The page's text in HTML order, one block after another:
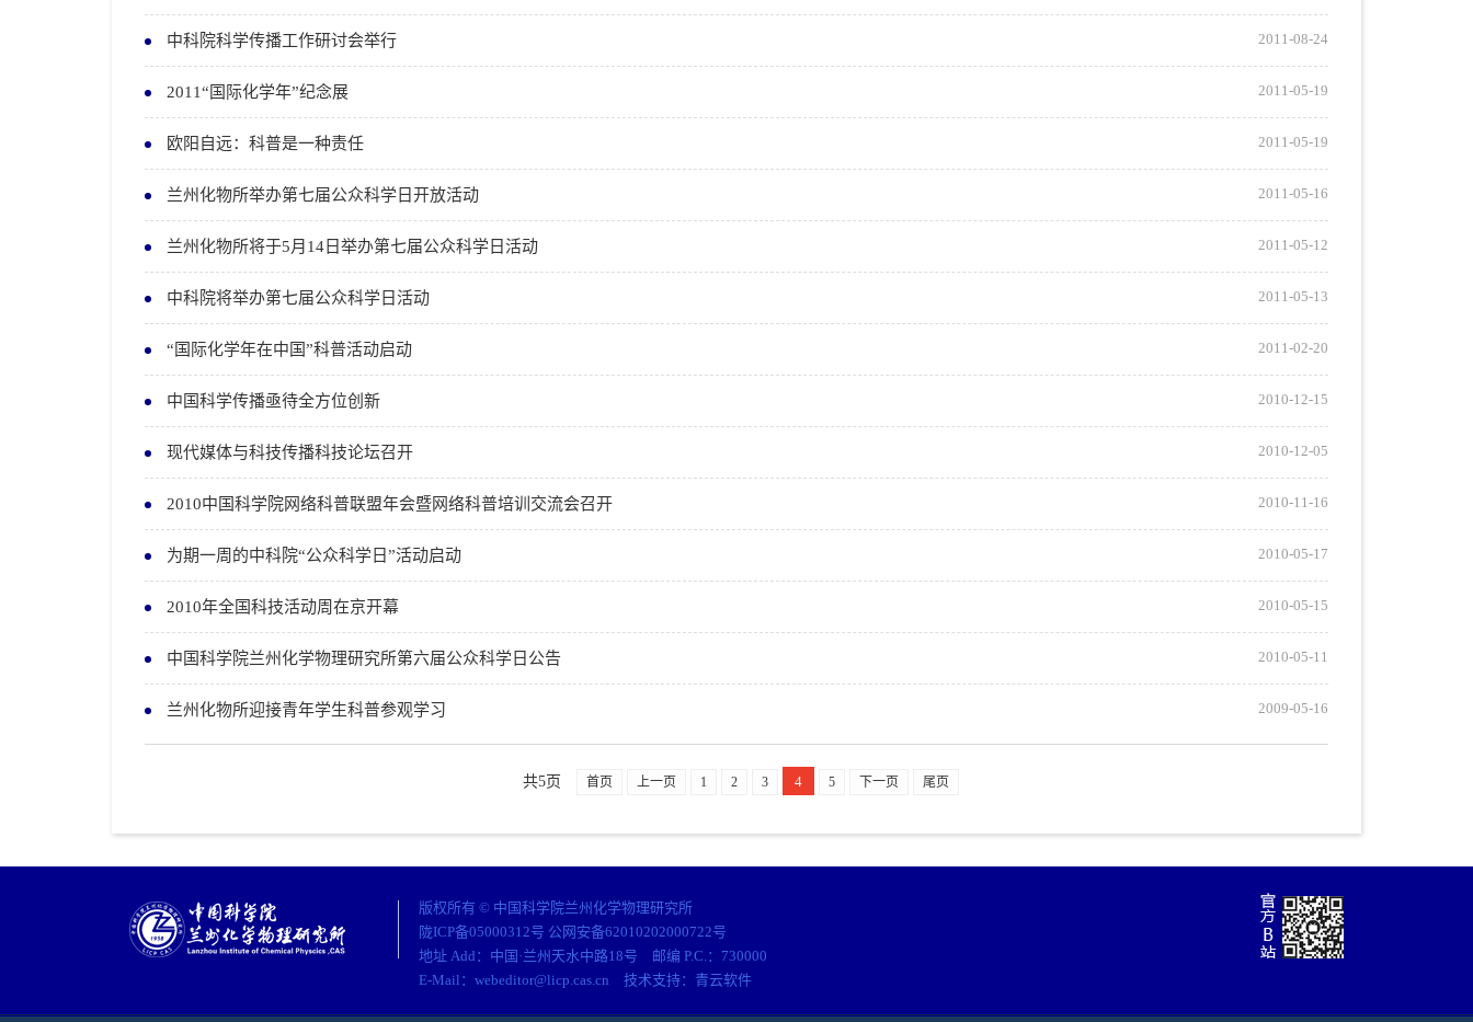
中科院科学传播工作研讨会举行 2011-08-24
2011“国际化学年”纪念展 2011-05-19
欧阳自远：科普是一种责任 2011-05-19
兰州化物所举办第七届公众科学日开放活动 2011-05-16
兰州化物所将于5月14日举办第七届公众科学日活动 2011-05-12
中科院将举办第七届公众科学日活动 2011-05-13
“国际化学年在中国”科普活动启动 2011-02-20
中国科学传播亟待全方位创新 2010-12-15
现代媒体与科技传播科技论坛召开 2010-12-05
2010中国科学院网络科普联盟年会暨网络科普培训交流会召开 2010-11-16
为期一周的中科院“公众科学日”活动启动 2010-05-17
2010年全国科技活动周在京开幕 2010-05-15
中国科学院兰州化学物理研究所第六届公众科学日公告 2010-05-11
兰州化物所迎接青年学生科普参观学习 2009-05-16
共5页 首页 上一页 1 2 3 4 5 下一页 尾页
版权所有 © 中国科学院兰州化学物理研究所
陇ICP备05000312号 公网安备62010202000722号
地址 Add：中国·兰州天水中路18号 邮编 P.C.：730000
E-Mail：webeditor@licp.cas.cn 技术支持： 青云软件